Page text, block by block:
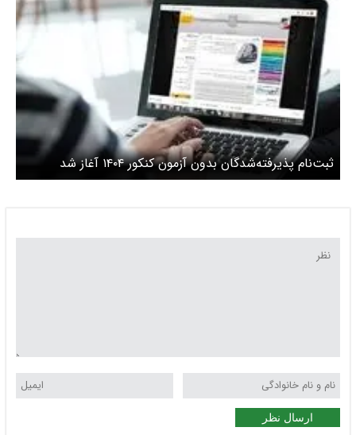
ثبت‌نام پذیرفته‌شدگان بدون آزمون کنکور ۱۴۰۴ آغاز شد
ارسال نظر